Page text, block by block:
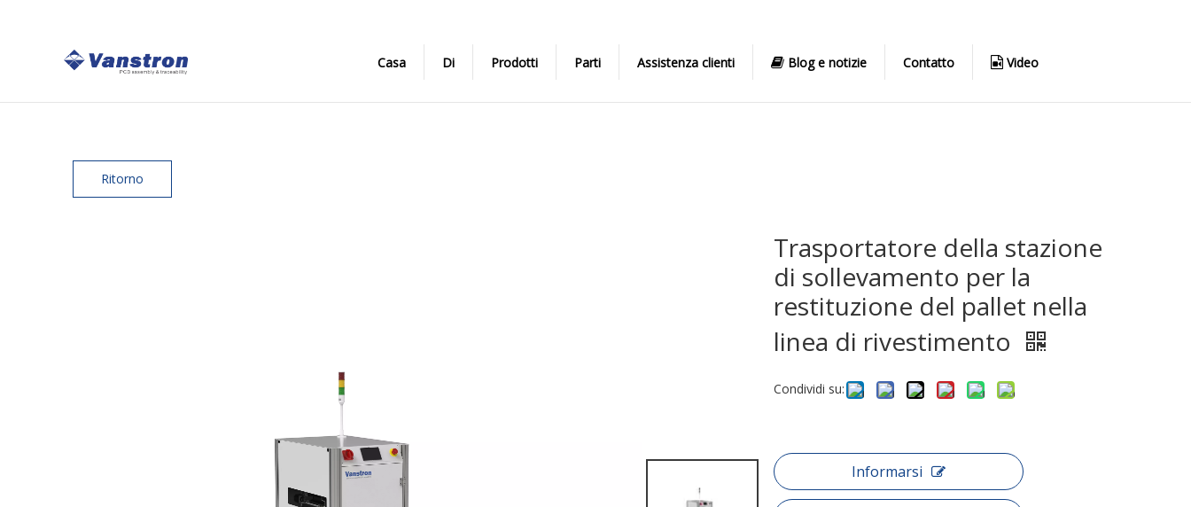
Casa Di Prodotti Parti Assistenza clienti Blog e notizie Contatto Video
Ritorno
Trasportatore della stazione
di sollevamento per la
restituzione del pallet nella
linea di rivestimento
Condividi su:
Informarsi